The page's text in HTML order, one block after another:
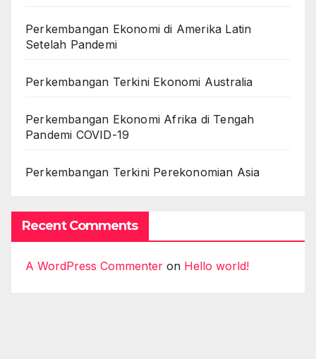
Perkembangan Ekonomi di Amerika Latin
Setelah Pandemi
Perkembangan Terkini Ekonomi Australia
Perkembangan Ekonomi Afrika di Tengah
Pandemi COVID-19
Perkembangan Terkini Perekonomian Asia
Recent Comments
A WordPress Commenter on Hello world!